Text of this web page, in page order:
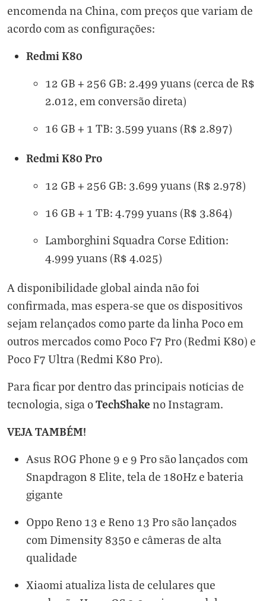
encomenda na China, com preços que variam de
acordo com as configurações:
Redmi K80
12 GB + 256 GB: 2.499 yuans (cerca de R$
2.012, em conversão direta)
16 GB + 1 TB: 3.599 yuans (R$ 2.897)
Redmi K80 Pro
12 GB + 256 GB: 3.699 yuans (R$ 2.978)
16 GB + 1 TB: 4.799 yuans (R$ 3.864)
Lamborghini Squadra Corse Edition:
4.999 yuans (R$ 4.025)
A disponibilidade global ainda não foi
confirmada, mas espera-se que os dispositivos
sejam relançados como parte da linha Poco em
outros mercados como Poco F7 Pro (Redmi K80) e
Poco F7 Ultra (Redmi K80 Pro).
Para ficar por dentro das principais notícias de
tecnologia, siga oTechShake no Instagram.
VEJA TAMBÉM!
Asus ROG Phone 9 e 9 Pro são lançados com
Snapdragon 8 Elite, tela de 180Hz e bateria
gigante
Oppo Reno 13 e Reno 13 Pro são lançados
com Dimensity 8350 e câmeras de alta
qualidade
Xiaomi atualiza lista de celulares que